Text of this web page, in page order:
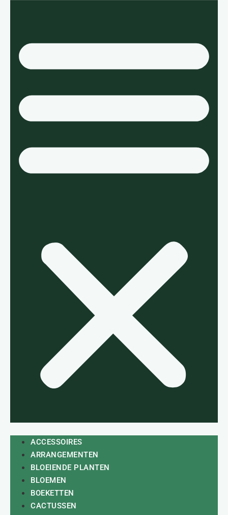
ACCESSOIRES
ARRANGEMENTEN
BLOEIENDE PLANTEN
BLOEMEN
BOEKETTEN
CACTUSSEN